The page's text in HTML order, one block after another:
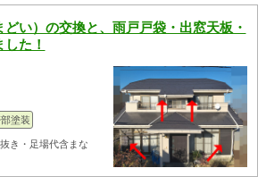
い）の交換と、雨戸戸袋・出窓天板・
た！
塗装
き・足場代含まな